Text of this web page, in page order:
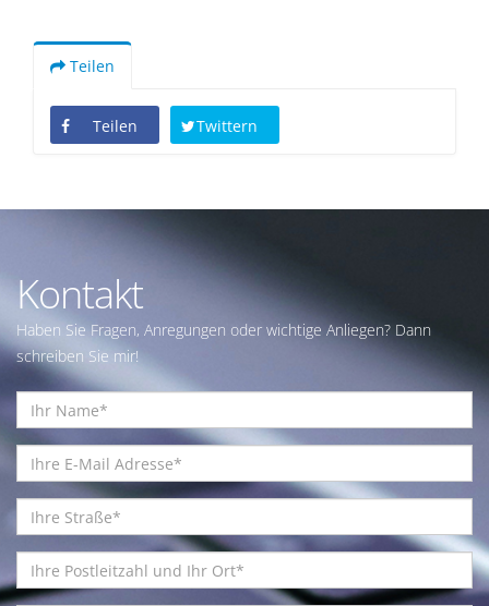
Teilen
Teilen Twittern
Kontakt
Haben Sie Fragen, Anregungen oder wichtige Anliegen? Dann
schreiben Sie mir!